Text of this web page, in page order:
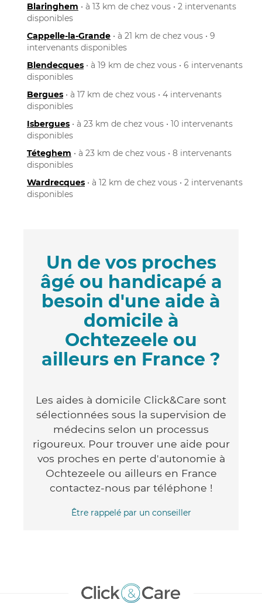
Blaringhem • à 13 km de chez vous • 2 intervenants
disponibles
Cappelle-la-Grande • à 21 km de chez vous • 9
intervenants disponibles
Blendecques • à 19 km de chez vous • 6 intervenants
disponibles
Bergues • à 17 km de chez vous • 4 intervenants
disponibles
Isbergues • à 23 km de chez vous • 10 intervenants
disponibles
Téteghem • à 23 km de chez vous • 8 intervenants
disponibles
Wardrecques • à 12 km de chez vous • 2 intervenants
disponibles
Un de vos proches
âgé ou handicapé a
besoin d'une aide à
domicile à
Ochtezeele ou
ailleurs en France ?
Les aides à domicile Click&Care sont
sélectionnées sous la supervision de
médecins selon un processus
rigoureux. Pour trouver une aide pour
vos proches en perte d'autonomie à
Ochtezeele ou ailleurs en France
contactez-nous par téléphone !
Être rappelé par un conseiller